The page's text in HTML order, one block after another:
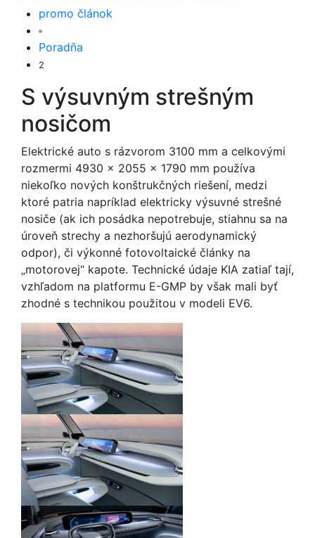
promo článok
Poradňa
2
S výsuvným strešným
nosičom
Elektrické auto s rázvorom 3100 mm a celkovými
rozmermi 4930 x 2055 x 1790 mm používa
niekoľko nových konštrukčných riešení, medzi
ktoré patria napríklad elektricky výsuvné strešné
nosiče (ak ich posádka nepotrebuje, stiahnu sa na
úroveň strechy a nezhoršujú aerodynamický
odpor), či výkonné fotovoltaické články na
„motorovej“ kapote. Technické údaje KIA zatiaľ tají,
vzhľadom na platformu E-GMP by však mali byť
zhodné s technikou použitou v modeli EV6.